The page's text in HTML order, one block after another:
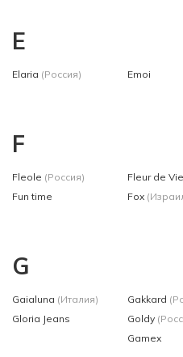
E
Elaria (Россия) Emoi
F
Fleole (Россия)
Fun time
Fleur de Vie
Fox
G
Gaialuna (Италия)
Gloria Jeans
Gakkard
Goldy
Gamex